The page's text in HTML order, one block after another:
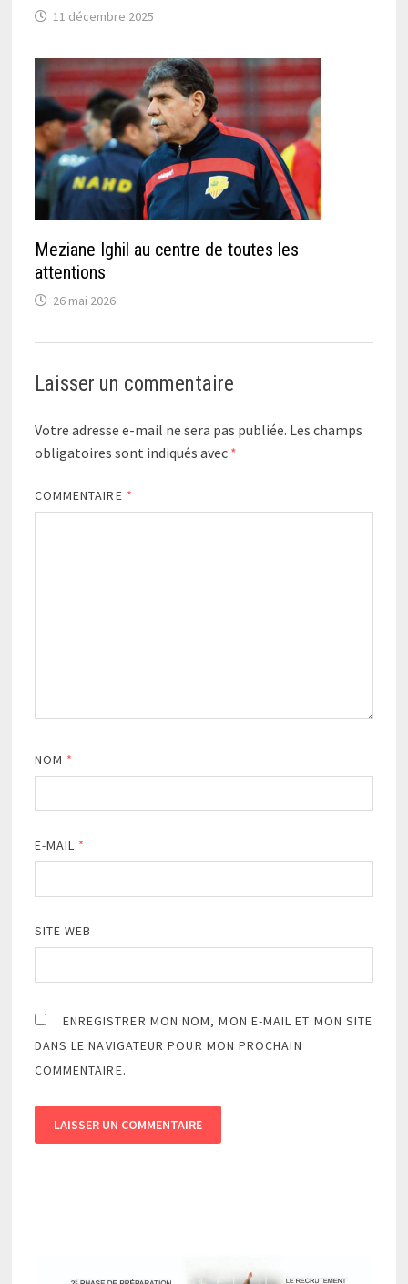
11 décembre 2025
Meziane Ighil au centre de toutes les
attentions
26 mai 2026
Laisser un commentaire
Votre adresse e-mail ne sera pas publiée. Les champs
obligatoires sont indiqués avec *
COMMENTAIRE *
NOM *
E-MAIL *
SITE WEB
ENREGISTRER MON NOM, MON E-MAIL ET MON SITE
DANS LE NAVIGATEUR POUR MON PROCHAIN
COMMENTAIRE.